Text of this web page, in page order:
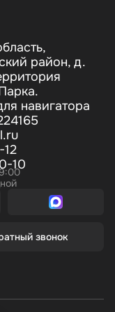
район, д.
навигатора
12
10
звонок